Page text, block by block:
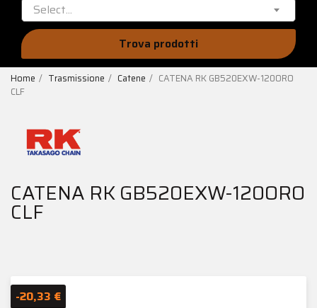
Select...
Trova prodotti
Home Trasmissione Catene
CATENA RK GB520EXW-120ORO
CLF
CATENA RK GB520EXW-120ORO
CLF
-20,33 €